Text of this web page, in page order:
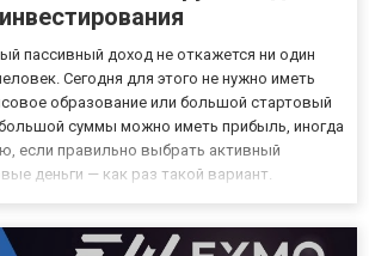
пассивный доход не откажется ни один
Сегодня для этого не нужно иметь
образование или большой стартовый
суммы можно иметь прибыль, иногда
если правильно выбрать активный
деньги — как раз такой вариант.